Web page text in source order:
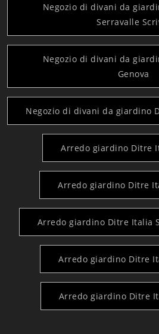
Negozio di divani da
Serravalle
Negozio di divani da
Genova
Negozio di divani da giardino
Arredo giardino Ditre
Arredo giardino Ditre
Arredo giardino Ditre Italia
Arredo giardino Ditre
Arredo giardino Ditre